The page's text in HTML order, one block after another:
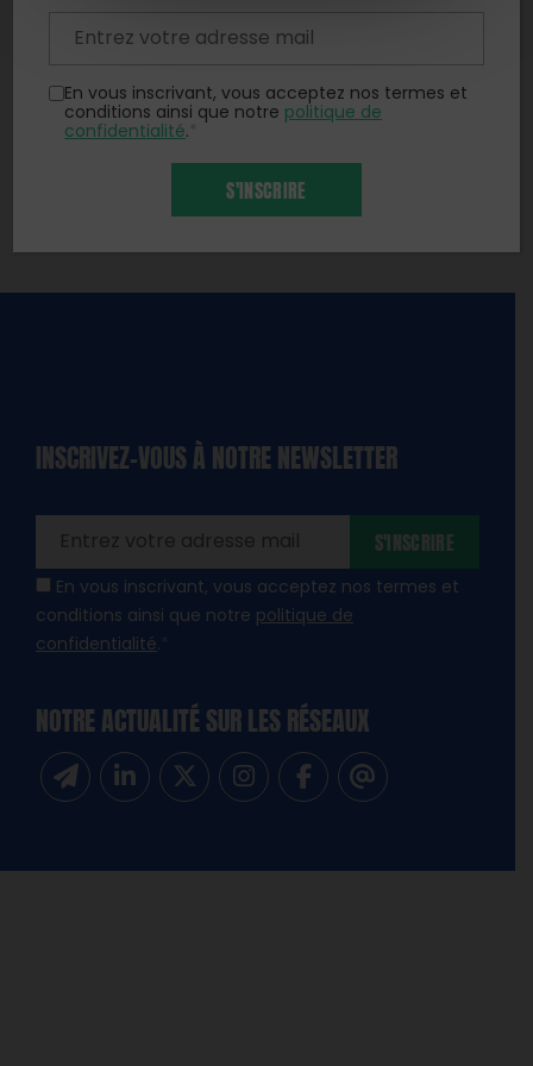
INSCRIVEZ-VOUS À NOTRE NEWSLETTER
En vous inscrivant, vous acceptez nos termes et
conditions ainsi que notre politique de
confidentialité.
S'INSCRIRE
NOTRE ACTUALITÉ SUR LES RÉSEAUX
En vous inscrivant, vous acceptez nos termes et
conditions ainsi que notre politique de
confidentialité.
S'INSCRIRE